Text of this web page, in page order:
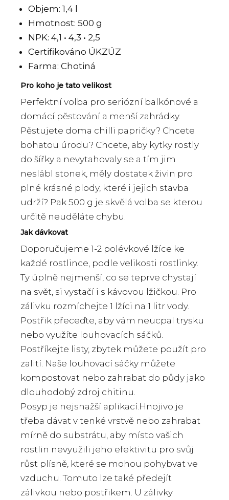
Objem: 1,4 l
Hmotnost: 500 g
NPK: 4,1 • 4,3 • 2,5
Certifikováno ÚKZÚZ
Farma: Chotiná
Pro koho je tato velikost
Perfektní volba pro seriózní balkónové a
domácí pěstování a menší zahrádky.
Pěstujete doma chilli papričky? Chcete
bohatou úrodu? Chcete, aby kytky rostly
do šířky a nevytahovaly se a tím jim
neslábl stonek, měly dostatek živin pro
plné krásné plody, které i jejich stavba
udrží? Pak 500 g je skvělá volba se kterou
určitě neuděláte chybu.
Jak dávkovat
Doporučujeme 1-2 polévkové lžíce ke
každé rostlince, podle velikosti rostlinky.
Ty úplně nejmenší, co se teprve chystají
na svět, si vystačí i s kávovou lžičkou. Pro
zálivku rozmíchejte 1 lžíci na 1 litr vody.
Postřik přeceďte, aby vám neucpal trysku
nebo využíte louhovacích sáčků.
Postříkejte listy, zbytek můžete použít pro
zalití. Naše louhovací sáčky můžete
kompostovat nebo zahrabat do půdy jako
dlouhodobý zdroj chitinu.
Posyp je nejsnažší aplikací.Hnojivo je
třeba dávat v tenké vrstvě nebo zahrabat
mírně do substrátu, aby místo vašich
rostlin nevyužili jeho efektivitu pro svůj
růst plísně, které se mohou pohybvat ve
vzduchu. Tomuto lze také předejít
zálivkou nebo postřikem. U zálivky